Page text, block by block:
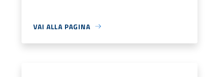
VAI ALLA PAGINA